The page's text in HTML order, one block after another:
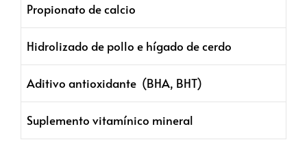
Propionato de calcio
Hidrolizado de pollo e hígado de cerdo
Aditivo antioxidante (BHA, BHT)
Suplemento vitamínico mineral